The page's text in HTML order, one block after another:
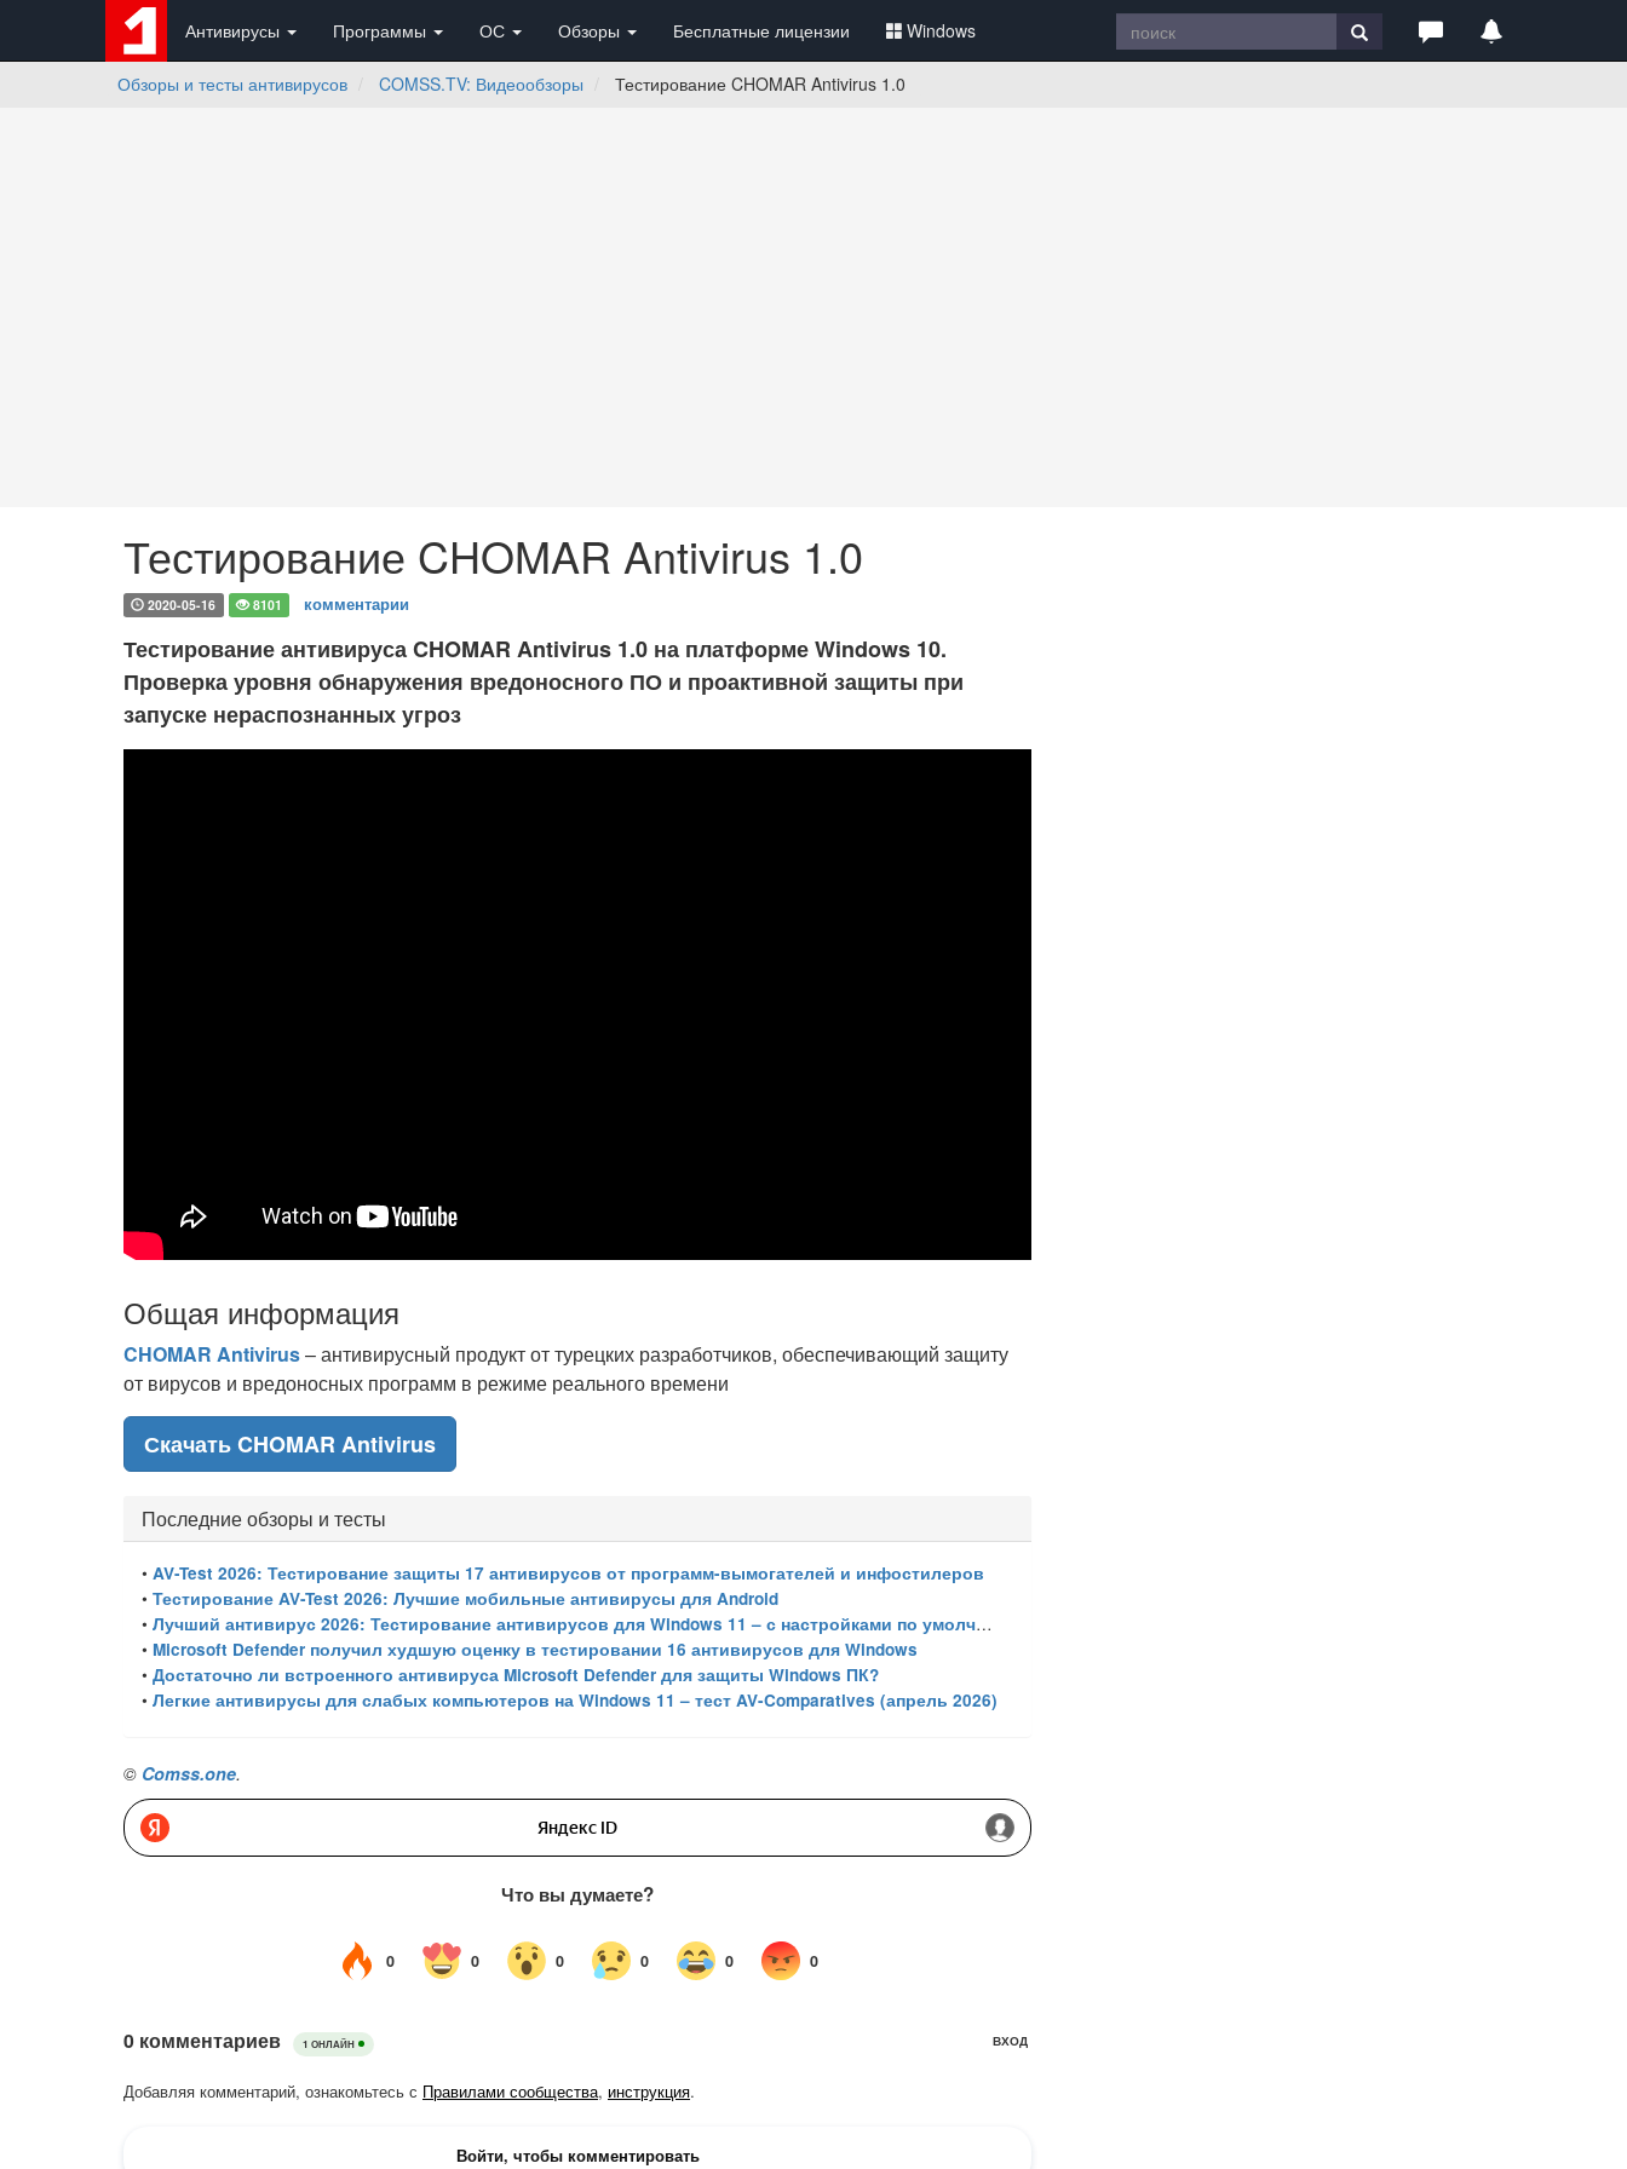
Антивирусы Программы ОС Обзоры Бесплатные лицензии Windows
Обзоры и тесты антивирусов COMSS.TV: Видеообзоры Тестирование CHOMAR Antivirus 1.0
Тестирование CHOMAR Antivirus 1.0
2020-05-16 8101 комментарии
Тестирование антивируса CHOMAR Antivirus 1.0 на платформе Windows 10.
Проверка уровня обнаружения вредоносного ПО и проактивной защиты при
запуске нераспознанных угроз
Общая информация
CHOMAR Antivirus– антивирусный продукт от турецких разработчиков, обеспечивающий защиту
от вирусов и вредоносных программ в режиме реального времени
Скачать CHOMAR Antivirus
Последние обзоры и тесты
• AV-Test 2026: Тестирование защиты 17 антивирусов от программ-вымогателей и инфостилеров
• Тестирование AV-Test 2026: Лучшие мобильные антивирусы для Android
• Лучший антивирус 2026: Тестирование антивирусов для Windows 11 – с настройками по умолчанию
• Microsoft Defender получил худшую оценку в тестировании 16 антивирусов для Windows
• Достаточно ли встроенного антивируса Microsoft Defender для защиты Windows ПК?
• Легкие антивирусы для слабых компьютеров на Windows 11 – тест AV-Comparatives (апрель 2026)
© Comss.one.